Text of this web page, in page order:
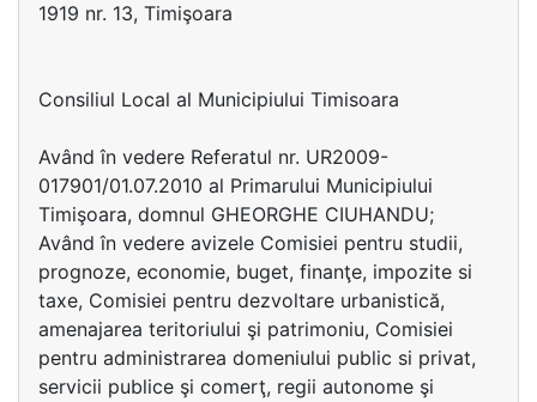
1919 nr. 13, Timişoara
Consiliul Local al Municipiului Timisoara
Având în vedere Referatul nr. UR2009-
017901/01.07.2010 al Primarului Municipiului
Timişoara, domnul GHEORGHE CIUHANDU;
Având în vedere avizele Comisiei pentru studii,
prognoze, economie, buget, finanţe, impozite si
taxe, Comisiei pentru dezvoltare urbanistică,
amenajarea teritoriului şi patrimoniu, Comisiei
pentru administrarea domeniului public si privat,
servicii publice şi comerţ, regii autonome şi